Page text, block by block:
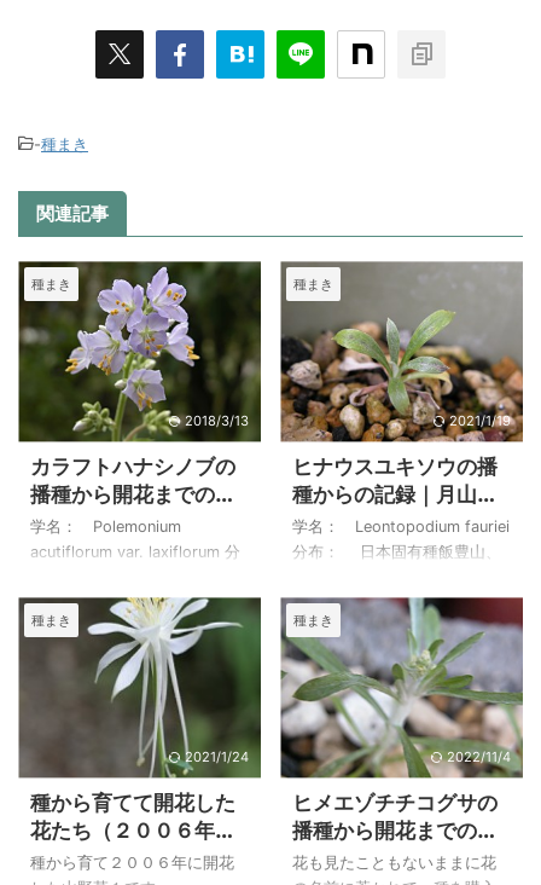
-種まき
関連記事
種まき
2018/3/13
カラフトハナシノブの
播種から開花までの記
録
学名： Polemonium
acutiflorum var. laxiflorum 分
開花までの様子を写真を入れ
て記録しています。 ハナシノ
ブの仲間は株の寿命が短いの
で、挿し木、種で更新する必
要があります。 詳しい育て方
は、カラフトハナシノブ（樺
太花忍）の育て方に載せてい
ます。 カラフトハナシノブの
播種から開花までの記録 ２０
０４年２月２５日撮影 ２００
３年１２月１３日山砂、蝦夷
種まき
2021/1/19
ヒナウスユキソウの播
種からの記録｜月山で
見たヒナウスユキソウ
学名： Leontopodium fauriei
分布： 日本固有種飯豊山、
ど東北地方の高山 種を播い
て、ヒナウスユキソウの可憐
な葉を展開したが、花を咲か
せることが出来なかったこと
は心残りでした。 その後、花
の盛りは過ぎていましたが、
月山で出会うことが出来て写
真に収められたことは嬉しい
ことでした。その写真を下に
載せておきます。 ヒナウスユ
キソウ（雛薄雪草）の播種か
種まき
2021/1/24
種から育てて開花した
花たち（２００６年－
１）
種から育て２００６年に開花
種まき
2022/11/4
ヒメエゾチチコグサの
播種から開花までの記
録
花も見たこともないままに花